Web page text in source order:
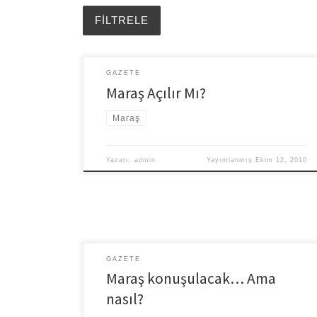
GAZETE
Maraş Açılır Mı?
Maraş
Yazarı:admin Yayımlanmış Ekim 12, 2010
GAZETE
Maraş konuşulacak… Ama
nasıl?